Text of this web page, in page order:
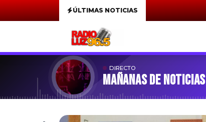
ÚLTIMAS NOTICIAS
DIRECTO
MAÑANAS DE NOTICIAS